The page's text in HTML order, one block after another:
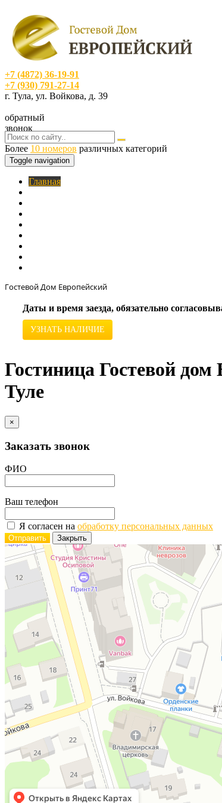
+7 (4872) 36-19-91
+7 (930) 791-27-14
г. Тула, ул. Войкова, д. 39
обратный
звонок
Более 10 номеров различных категорий
Toggle navigation
Главная
Гостевой Дом Европейский
Даты и время заезда, обязательно
УЗНАТЬ НАЛИЧИЕ
Гостиница Гостевой
Туле
×
Заказать звонок
ФИО
Ваш телефон
Я согласен на обработку персональных данных
Отправить Закрыть